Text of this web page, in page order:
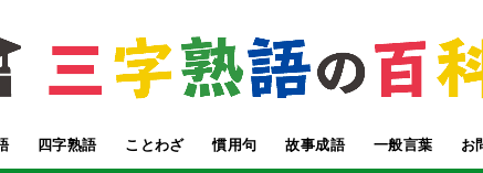
四字熟語 ことわざ 慣用句 故事成語 一般言葉 お